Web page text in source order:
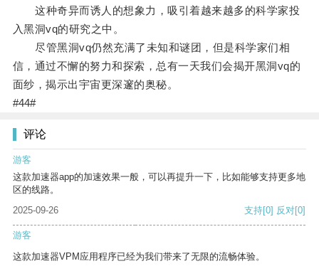
这种奇异而诱人的想象力，吸引着越来越多的科学家投
入黑洞vq的研究之中。
尽管黑洞vq仍然充满了未知和谜团，但是科学家们相
信，通过不懈的努力和探索，总有一天我们会揭开黑洞vq的
面纱，揭示出宇宙更深邃的奥秘。
#44#
评论
游客
这款加速器app的加速效果一般，可以再提升一下，比如能够支持更多地
区的线路。
2025-09-26
支持[0] 反对[0]
游客
这款加速器VPM应用程序已经为我们带来了无限的流畅体验。